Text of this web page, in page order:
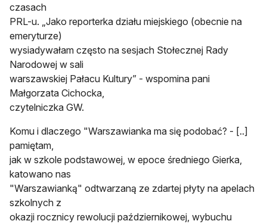
czasach
PRL-u. „Jako reporterka działu miejskiego (obecnie na
emeryturze)
wysiadywałam często na sesjach Stołecznej Rady
Narodowej w sali
warszawskiej Pałacu Kultury” - wspomina pani
Małgorzata Cichocka,
czytelniczka GW.
Komu i dlaczego "Warszawianka ma się podobać? - [..]
pamiętam,
jak w szkole podstawowej, w epoce średniego Gierka,
katowano nas
"Warszawianką" odtwarzaną ze zdartej płyty na apelach
szkolnych z
okazji rocznicy rewolucji październikowej, wybuchu